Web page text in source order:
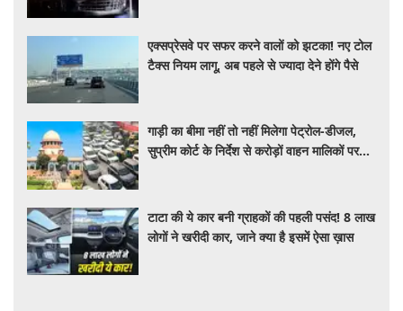
एक्सप्रेसवे पर सफर करने वालों को झटका! नए टोल
टैक्स नियम लागू, अब पहले से ज्यादा देने होंगे पैसे
गाड़ी का बीमा नहीं तो नहीं मिलेगा पेट्रोल-डीजल,
सुप्रीम कोर्ट के निर्देश से करोड़ों वाहन मालिकों पर
टाटा की ये कार बनी ग्राहकों की पहली पसंद! 8 लाख
लोगों ने खरीदी कार, जाने क्या है इसमें ऐसा ख़ास